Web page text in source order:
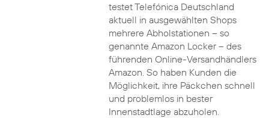
testet Telefónica Deutschland
aktuell in ausgewählten Shops
mehrere Abholstationen – so
genannte Amazon Locker – des
führenden Online-Versandhändlers
Amazon. So haben Kunden die
Möglichkeit, ihre Päckchen schnell
und problemlos in bester
Innenstadtlage abzuholen.